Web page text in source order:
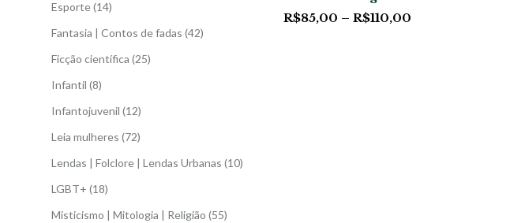
Esporte(14)
Fantasia | Contos de fadas (42)
Ficção científica (25)
Infantil (8)
Infantojuvenil (12)
Leia mulheres (72)
Lendas | Folclore | Lendas Urbanas (10)
LGBT+ (18)
Misticismo | Mitologia | Religião (55)
R$85,00 – R$110,00